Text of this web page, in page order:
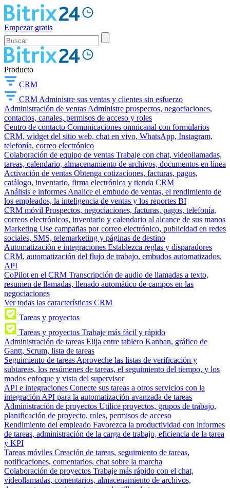
Empezar gratis
Producto
CRM
CRM Administre sus ventas y clientes sin esfuerzo
Administración de ventas Administre prospectos, negociaciones,
contactos, canales, permisos de acceso y roles
Centro de contacto Comunicaciones omnicanal con formularios
CRM, widget del sitio web, chat en vivo, WhatsApp, Instagram,
telefonía, correo electrónico
Colaboración de equipo de ventas Trabaje con chat, videollamadas,
tareas, calendario, almacenamiento de archivos, documentos en línea
Activación de ventas Obtenga cotizaciones, facturas, pagos,
catálogo, inventario, firma electrónica y tienda CRM
Análisis e informes Analice el embudo de ventas, el rendimiento de
los empleados, la inteligencia de ventas y los reportes BI
CRM móvil Prospectos, negociaciones, facturas, pagos, telefonía,
correos electrónicos, inventario y calendario al alcance de sus manos
Marketing Use campañas por correo electrónico, publicidad en redes
sociales, SMS, telemarketing y páginas de destino
Automatización e integraciones Establezca reglas y disparadores
CRM, automatización del flujo de trabajo, embudos automatizados,
API
CoPilot en el CRM Transcripción de audio de llamadas a texto,
resumen de llamadas, llenado automático de campos en las
negociaciones
Ver todas las características CRM
Tareas y proyectos
Tareas y proyectos Trabaje más fácil y rápido
Administración de tareas Elija entre tablero Kanban, gráfico de
Gantt, Scrum, lista de tareas
Seguimiento de tareas Aproveche las listas de verificación y
subtareas, los resúmenes de tareas, el seguimiento del tiempo, y los
modos enfoque y vista del supervisor
API e integraciones Conecte sus tareas a otros servicios con la
integración API para la automatización avanzada de tareas
Administración de proyectos Utilice proyectos, grupos de trabajo,
planificación de proyecto, roles, permisos de acceso
Rendimiento del empleado Favorezca la productividad con informes
de tareas, administración de la carga de trabajo, eficiencia de la tarea
y KPI
Tareas móviles Creación de tareas, seguimiento de tareas,
notificaciones, comentarios, chat sobre la marcha
Colaboración de proyectos Trabaje más rápido con el chat,
videollamadas, comentarios, almacenamiento de archivos,